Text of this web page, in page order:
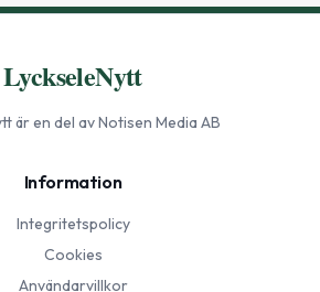
LyckseleNytt
är en del av Notisen Media AB
Information
Integritetspolicy
Cookies
Användarvillkor